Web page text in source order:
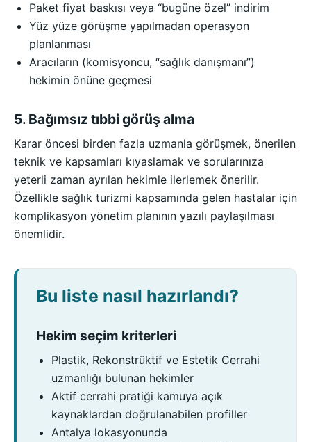
Paket fiyat baskısı veya “bugüne özel” indirim
Yüz yüze görüşme yapılmadan operasyon
planlanması
Aracıların (komisyoncu, “sağlık danışmanı”)
hekimin önüne geçmesi
5. Bağımsız tıbbi görüş alma
Karar öncesi birden fazla uzmanla görüşmek, önerilen
teknik ve kapsamları kıyaslamak ve sorularınıza
yeterli zaman ayrılan hekimle ilerlemek önerilir.
Özellikle sağlık turizmi kapsamında gelen hastalar için
komplikasyon yönetim planının yazılı paylaşılması
önemlidir.
Bu liste nasıl hazırlandı?
Hekim seçim kriterleri
Plastik, Rekonstrüktif ve Estetik Cerrahi
uzmanlığı bulunan hekimler
Aktif cerrahi pratiği kamuya açık
kaynaklardan doğrulanabilen profiller
Antalya lokasyonunda